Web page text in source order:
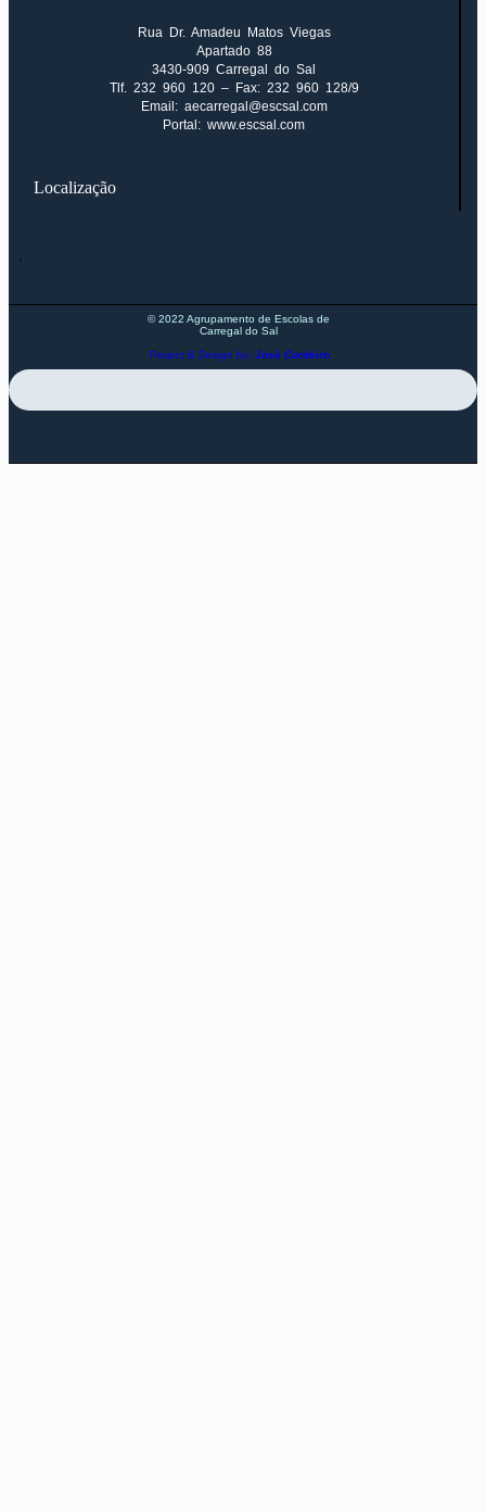
Rua Dr. Amadeu Matos Viegas
Apartado 88
3430-909 Carregal do Sal
Tlf. 232 960 120 – Fax: 232 960 128/9
Email: aecarregal@escsal.com
Portal: www.escsal.com
Localização
© 2022 Agrupamento de Escolas de
Carregal do Sal
Project & Design by: José Cordeiro